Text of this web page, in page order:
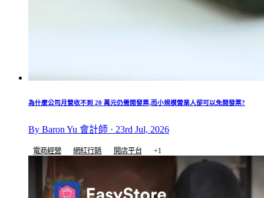
為什麼公司月營收不到 20 萬元仍需開發票,而小規模營業人卻可以免開發票?
By Baron Yu 會計師 · 23rd Jul, 2026
電商經營 網紅行銷 開店平台 +1